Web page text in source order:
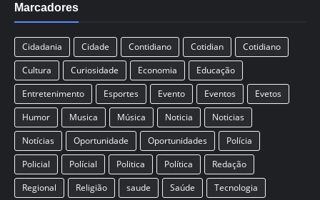
Marcadores
Cidadania Cidade Contidiano Cotidian
Cotidiano
Cultura
Curiosidade Economia
Educação
Entretenimento
Esportes Evento Eventos
Evetos
Humor
Musica Música Noticia
Noticias
Notícias
Oportunidade Oportunidades
Polícia
Policial
Polícial Politica Política
Redação
Regional
Religião saude Saúde Tecnologia